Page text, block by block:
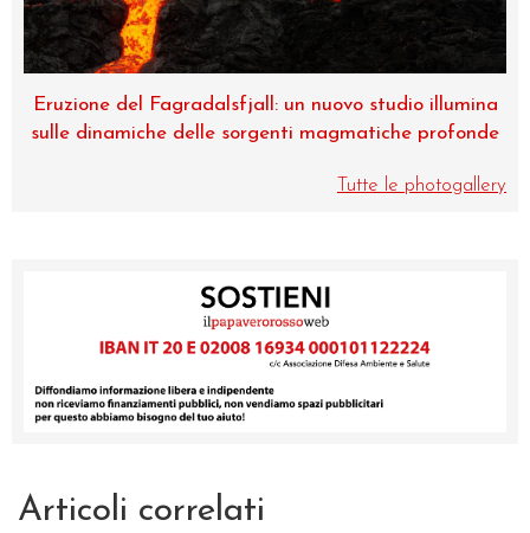
Museo di Zoologia, una perla dell’Università di
Catania
Tutte le photogallery
Articoli correlati